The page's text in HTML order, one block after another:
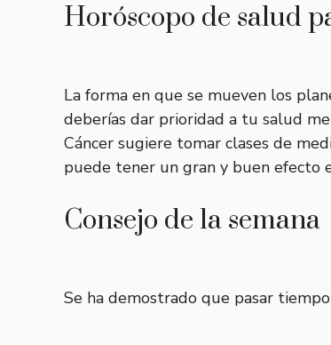
Horóscopo de salud
La forma en que se mueven los
deberías dar prioridad a tu salud
Cáncer sugiere tomar clases de
puede tener un gran y buen efecto
Consejo de la semana
Se ha demostrado que pasar